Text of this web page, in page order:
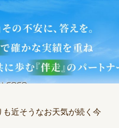
近そうなお天気が続く今